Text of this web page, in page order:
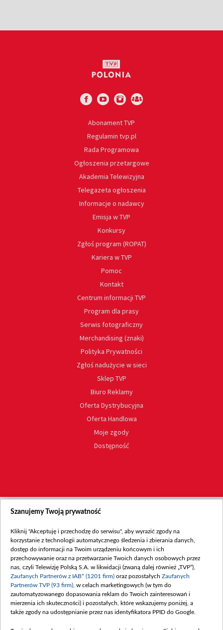
Abonament TVP
Regulamin tvp.pl
Rada Programowa
Ogłoszenia przetargowe
Akademia Telewizyjna
Telegazeta ogłoszenia
Informacje o nadawcy
Emisja w TVP
Konkursy
Zgłoś program (ROPAT)
Kariera w TVP
Pomoc
Kontakt
Centrum informacji TVP
Program dla prasy
Serwis fotograficzny
Merchandising (znaki)
Polityka Prywatności
Zgłoś nadużycie w sieci
Sklep TVP
Biuro Reklamy
Oferta Dystrybucyjna
Oferta Handlowa
Moje zgody
Dostępność
Szanujemy Twoją prywatność
Kliknij "Akceptuję i przechodzę do serwisu", aby wyrazić zgody na
korzystanie z technologii automatycznego śledzenia i zbierania danych,
dostęp do informacji na Twoim urządzeniu końcowym i ich
przechowywanie oraz na przetwarzanie Twoich danych osobowych przez
nas, czyli Telewizję Polską S.A. w likwidacji (zwaną dalej również „TVP”),
Zaufanych Partnerów z IAB* (1201 firm) oraz pozostałych Zaufanych
Partnerów TVP (93 firm) , w celach marketingowych (w tym do
zautomatyzowanego dopasowania reklam do Twoich zainteresowań i
mierzenia ich skuteczności) i pozostałych, które wskazujemy poniżej, a
także zgody na udostępnianie przez nas identyfikatora PPID do Google.